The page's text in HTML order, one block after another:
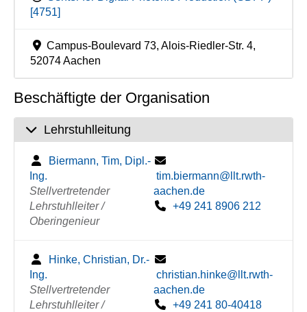
[4751]
Campus-Boulevard 73, Alois-Riedler-Str. 4,
52074 Aachen
Beschäftigte der Organisation
Lehrstuhlleitung
Biermann, Tim, Dipl.-
Ing.
Stellvertretender
Lehrstuhlleiter /
Oberingenieur
tim.biermann@llt.rwth-
aachen.de
+49 241 8906 212
Hinke, Christian, Dr.-
Ing.
Stellvertretender
Lehrstuhlleiter /
christian.hinke@llt.rwth-
aachen.de
+49 241 80-40418